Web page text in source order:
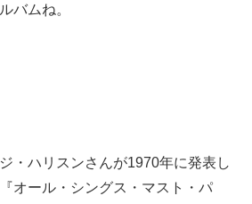
バムね。
・ハリスンさんが1970年に発表し
オール・シングス・マスト・パ